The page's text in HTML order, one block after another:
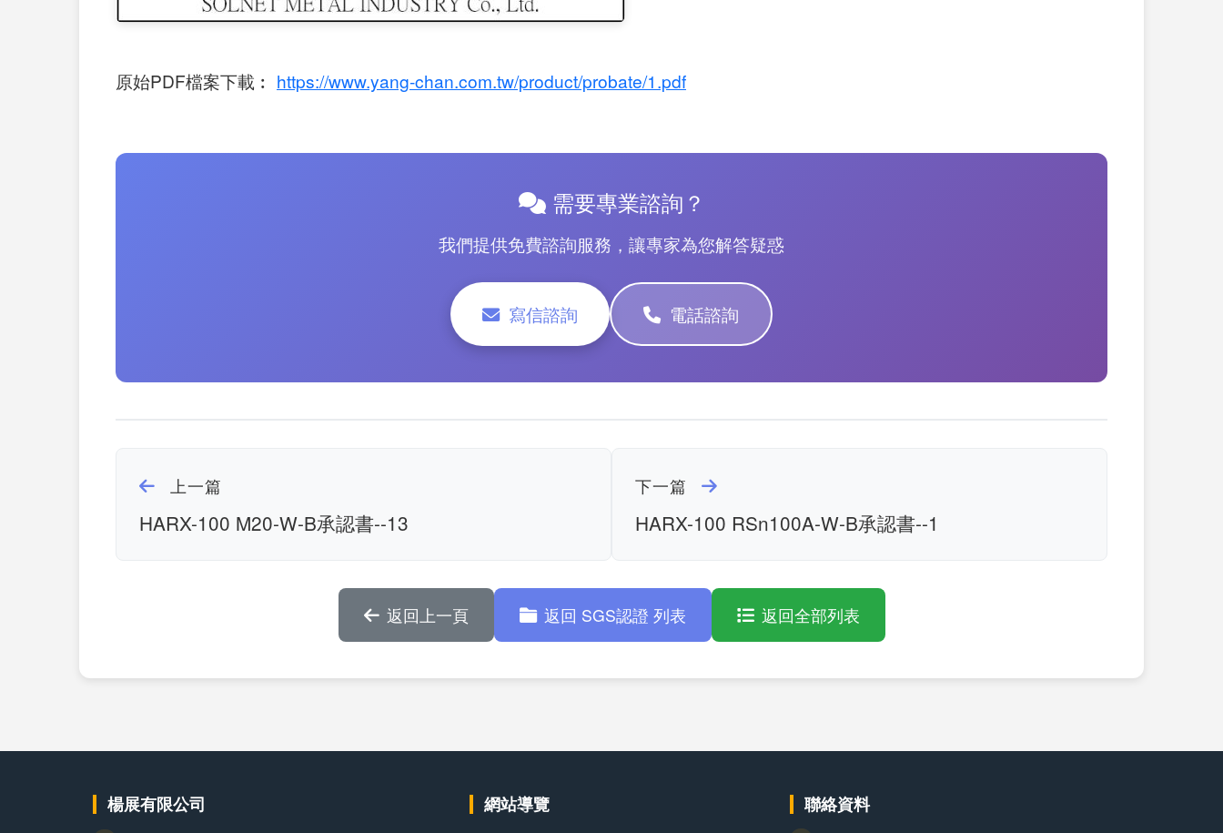
原始PDF檔案下載︰ https://www.yang-chan.com.tw/product/probate/1.pdf
需要專業諮詢？
我們提供免費諮詢服務，讓專家為您解答疑惑
寫信諮詢 電話諮詢
上一篇
HARX-100 M20-W-B承認書--13
下一篇
HARX-100 RSn100A-W-B承認書--1
返回上一頁 返回 SGS認證 列表 返回全部列表
楊展有限公司 網站導覽 聯絡資料